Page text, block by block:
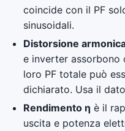
coincide con il PF
sinusoidali.
Distorsione
e inverter assorbono
loro PF totale può
dichiarato. Usa il
Rendimento η è il
uscita e potenza